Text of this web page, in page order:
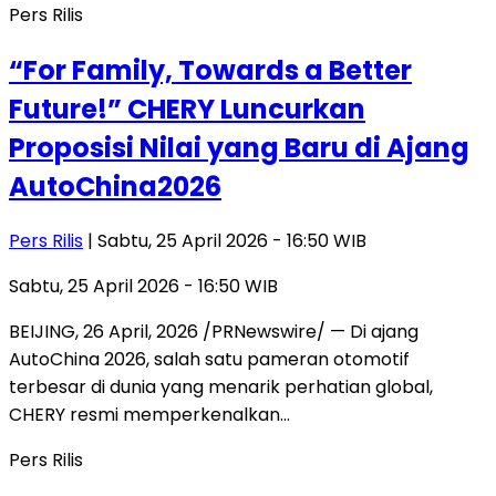
Pers Rilis
“For Family, Towards a Better
Future!” CHERY Luncurkan
Proposisi Nilai yang Baru di Ajang
AutoChina2026
Pers Rilis | Sabtu, 25 April 2026 - 16:50 WIB
Sabtu, 25 April 2026 - 16:50 WIB
BEIJING, 26 April, 2026 /PRNewswire/ — Di ajang
AutoChina 2026, salah satu pameran otomotif
terbesar di dunia yang menarik perhatian global,
CHERY resmi memperkenalkan…
Pers Rilis